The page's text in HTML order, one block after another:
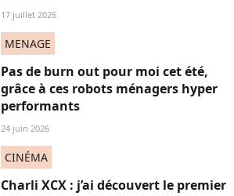
17 juillet 2026
MENAGE
Pas de burn out pour moi cet été,
grâce à ces robots ménagers hyper
performants
24 juin 2026
CINÉMA
Charli XCX : j’ai découvert le premier